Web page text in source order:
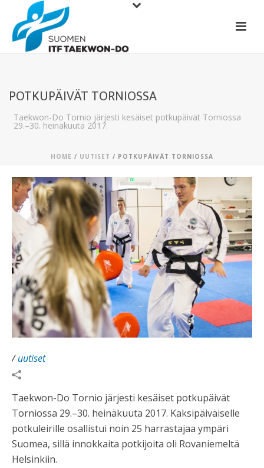
POTKUPÄIVÄT TORNIOSSA
Taekwon-Do Tornio järjesti kesäiset potkupäivät Torniossa
29.–30. heinäkuuta 2017.
HOME / UUTISET / POTKUPÄIVÄT TORNIOSSA
/uutiset
Taekwon-Do Tornio järjesti kesäiset potkupäivät
Torniossa 29.–30. heinäkuuta 2017. Kaksipäiväiselle
potkuleirille osallistui noin 25 harrastajaa ympäri
Suomea, sillä innokkaita potkijoita oli Rovaniemeltä
Helsinkiin.